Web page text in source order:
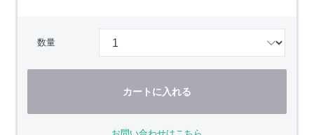
数量
カートに入れる